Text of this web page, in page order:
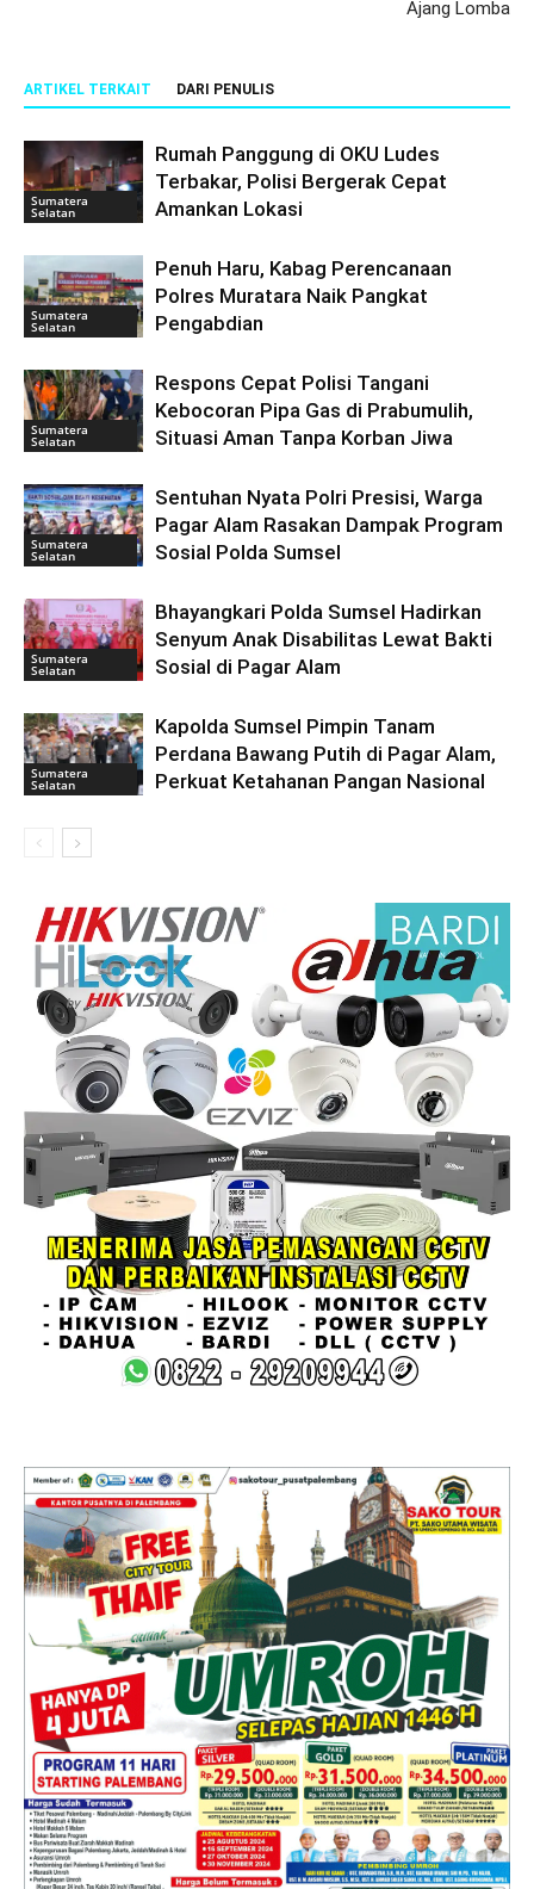
Ajang Lomba
ARTIKEL TERKAIT DARI PENULIS
Sumatera
Selatan
Rumah Panggung di OKU Ludes
Terbakar, Polisi Bergerak Cepat
Amankan Lokasi
Sumatera
Selatan
Penuh Haru, Kabag Perencanaan
Polres Muratara Naik Pangkat
Pengabdian
Sumatera
Selatan
Respons Cepat Polisi Tangani
Kebocoran Pipa Gas di Prabumulih,
Situasi Aman Tanpa Korban Jiwa
Sumatera
Selatan
Sentuhan Nyata Polri Presisi, Warga
Pagar Alam Rasakan Dampak Program
Sosial Polda Sumsel
Sumatera
Selatan
Bhayangkari Polda Sumsel Hadirkan
Senyum Anak Disabilitas Lewat Bakti
Sosial di Pagar Alam
Sumatera
Selatan
Kapolda Sumsel Pimpin Tanam
Perdana Bawang Putih di Pagar Alam,
Perkuat Ketahanan Pangan Nasional